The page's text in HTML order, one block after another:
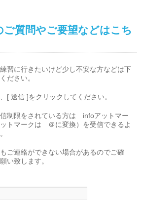
ご質問やご要望などはこち
習に行きたいけど少し不安な方などは下
ださい。
[ 送信 ]をクリックしてください。
制限をされている方は infoアットマー
トマークは ＠に変換）を受信できるよ
ご連絡ができない場合があるのでご確
い致します。